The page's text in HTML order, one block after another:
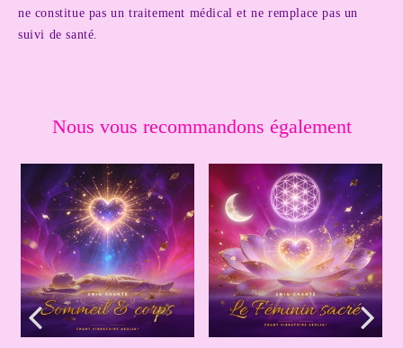
ne constitue pas un traitement médical et ne remplace pas un
suivi de santé.
Nous vous recommandons également